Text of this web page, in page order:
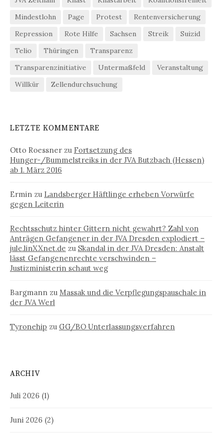
Mindestlohn
Page Protest
Rentenversicherung
Repression
Rote Hilfe Sachsen Streik
Suizid
Telio
Thüringen
Transparenz
Transparenzinitiative
Untermaßfeld
Veranstaltung
Willkür
Zellendurchsuchung
LETZTE KOMMENTARE
Otto Roessner zu Fortsetzung des
Hunger-/Bummelstreiks in der JVA Butzbach (Hessen)
ab 1. März 2016
Ermin zu Landsberger Häftlinge erheben Vorwürfe
gegen Leiterin
Rechtsschutz hinter Gittern nicht gewahrt? Zahl von
Anträgen Gefangener in der JVA Dresden explodiert –
jule.linXXnet.de zu Skandal in der JVA Dresden: Anstalt
lässt Gefangenenrechte verschwinden –
Justizministerin schaut weg
Bargmann zu Massak und die Verpflegungspauschale in
der JVA Werl
Tyronehip zu GG/BO Unterlassungsverfahren
ARCHIV
Juli 2026 (1)
Juni 2026 (2)